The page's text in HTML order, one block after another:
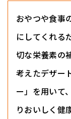
おやつや食事
にしてくれる
切な栄養素の
考えたデザー
ー」を用いて
りおいしく健